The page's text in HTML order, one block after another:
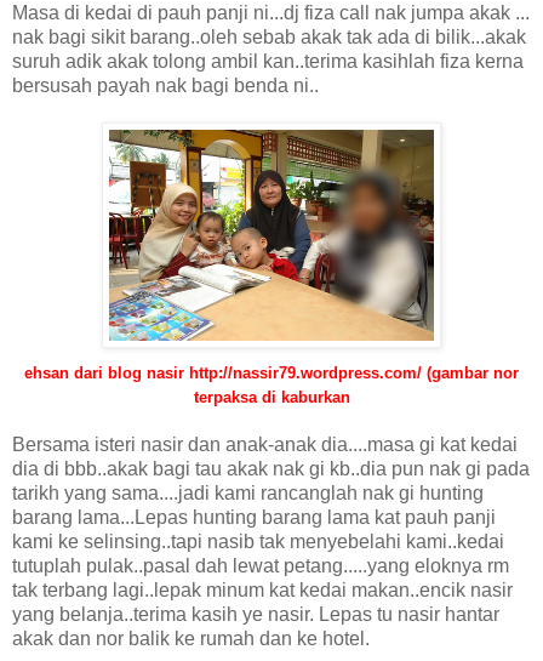
Masa di kedai di pauh panji ni...dj fiza call nak jumpa akak ...
nak bagi sikit barang..oleh sebab akak tak ada di bilik...akak
suruh adik akak tolong ambil kan..terima kasihlah fiza kerna
bersusah payah nak bagi benda ni..
ehsan dari blog nasir http://nassir79.wordpress.com/ (gambar nor
terpaksa di kaburkan
Bersama isteri nasir dan anak-anak dia....masa gi kat kedai
dia di bbb..akak bagi tau akak nak gi kb..dia pun nak gi pada
tarikh yang sama....jadi kami rancanglah nak gi hunting
barang lama...Lepas hunting barang lama kat pauh panji
kami ke selinsing..tapi nasib tak menyebelahi kami..kedai
tutuplah pulak..pasal dah lewat petang.....yang eloknya rm
tak terbang lagi..lepak minum kat kedai makan..encik nasir
yang belanja..terima kasih ye nasir. Lepas tu nasir hantar
akak dan nor balik ke rumah dan ke hotel.